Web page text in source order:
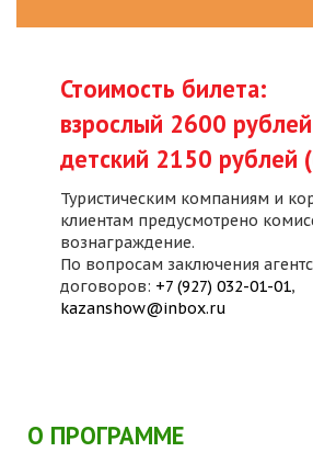
Стоимость билета:
взрослый 2600 рублей
детский 2150 рублей
Туристическим компаниям и
клиентам предусмотрено
вознаграждение.
По вопросам заключения
договоров: +7 (927) 032-01-01,
kazanshow@inbox.ru
О ПРОГРАММЕ